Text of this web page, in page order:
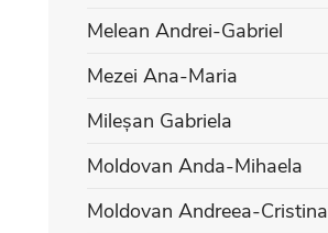
Melean Andrei-Gabriel
Mezei Ana-Maria
Mileșan Gabriela
Moldovan Anda-Mihaela
Moldovan Andreea-Cristina